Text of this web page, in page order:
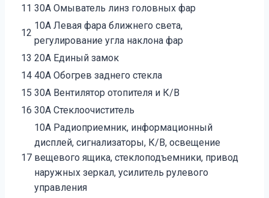
11 30А Омыватель линз головных фар
12
10А Левая фара ближнего света,
регулирование угла наклона фар
13 20А Единый замок
14 40А Обогрев заднего стекла
15 30А Вентилятор отопителя и К/В
16 30А Стеклоочиститель
17
10А Радиоприемник, информационный
дисплей, сигнализаторы, К/В, освещение
вещевого ящика, стеклоподъемники, привод
наружных зеркал, усилитель рулевого
управления